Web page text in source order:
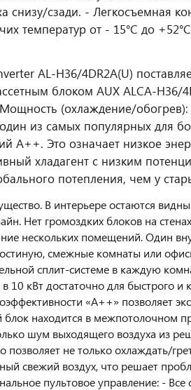
сзади. - Легкосъемная
температур от - 15°С до
AL-H36/4DR2A(U)
блоком AUX ALCA-H36/
(охлаждение/обогрев):
из самых популярных для
A++. Это означает низкое
хладагент с низким
потепления, чем у
В интерьере остаются
Нет громоздких блоков на
нескольких помещений. Один
смежные комнаты или
сплит-системе в каждую
10 кВт достаточно для быстрого
«А++» позволяет
находится в межпотолочном
шум выходящего воздуха из
не только охлаждать/
свежий воздух, что решает
пультовое управление: - Все